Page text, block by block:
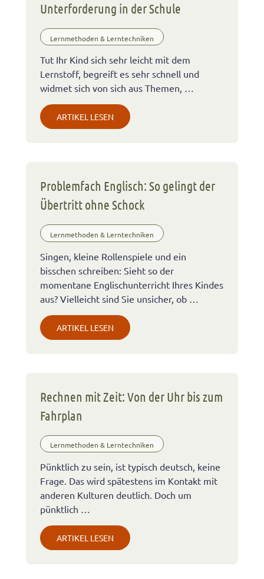
Unterforderung in der Schule
Lernmethoden & Lerntechniken
Tut Ihr Kind sich sehr leicht mit dem
Lernstoff, begreift es sehr schnell und
widmet sich von sich aus Themen, …
ARTIKEL LESEN
Problemfach Englisch: So gelingt der
Übertritt ohne Schock
Lernmethoden & Lerntechniken
Singen, kleine Rollenspiele und ein
bisschen schreiben: Sieht so der
momentane Englischunterricht Ihres Kindes
aus? Vielleicht sind Sie unsicher, ob …
ARTIKEL LESEN
Rechnen mit Zeit: Von der Uhr bis zum
Fahrplan
Lernmethoden & Lerntechniken
Pünktlich zu sein, ist typisch deutsch, keine
Frage. Das wird spätestens im Kontakt mit
anderen Kulturen deutlich. Doch um
pünktlich …
ARTIKEL LESEN